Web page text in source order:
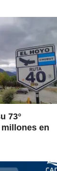
73°
en